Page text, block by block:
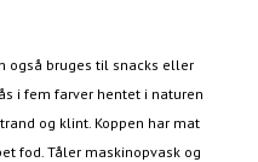
også bruges til snacks eller
i fem farver hentet i naturen
og klint. Koppen har mat
fod. Tåler maskinopvask og